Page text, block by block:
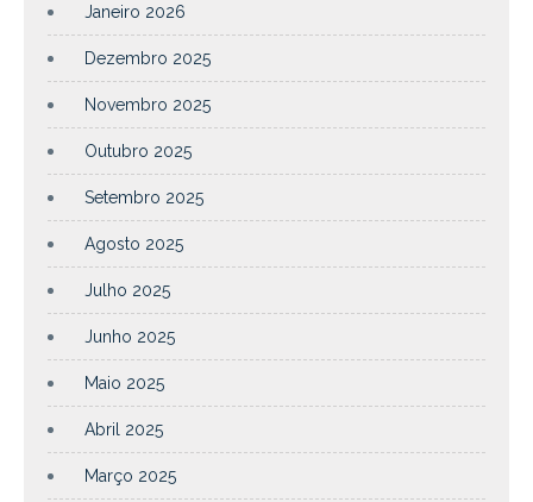
Janeiro 2026
Dezembro 2025
Novembro 2025
Outubro 2025
Setembro 2025
Agosto 2025
Julho 2025
Junho 2025
Maio 2025
Abril 2025
Março 2025